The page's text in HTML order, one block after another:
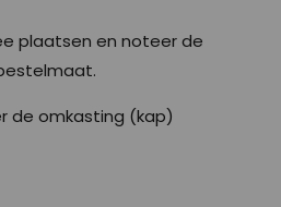
plaatsen en noteer de
de omkasting (kap)